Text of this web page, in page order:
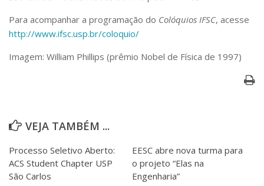
Para acompanhar a programação do Colóquios IFSC, acesse
http://www.ifsc.usp.br/coloquio/
Imagem: William Phillips (prêmio Nobel de Física de 1997)
VEJA TAMBÉM ...
Processo Seletivo Aberto:
ACS Student Chapter USP
São Carlos
EESC abre nova turma para
o projeto “Elas na
Engenharia”